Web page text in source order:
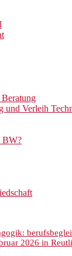
und Verleih
BW?